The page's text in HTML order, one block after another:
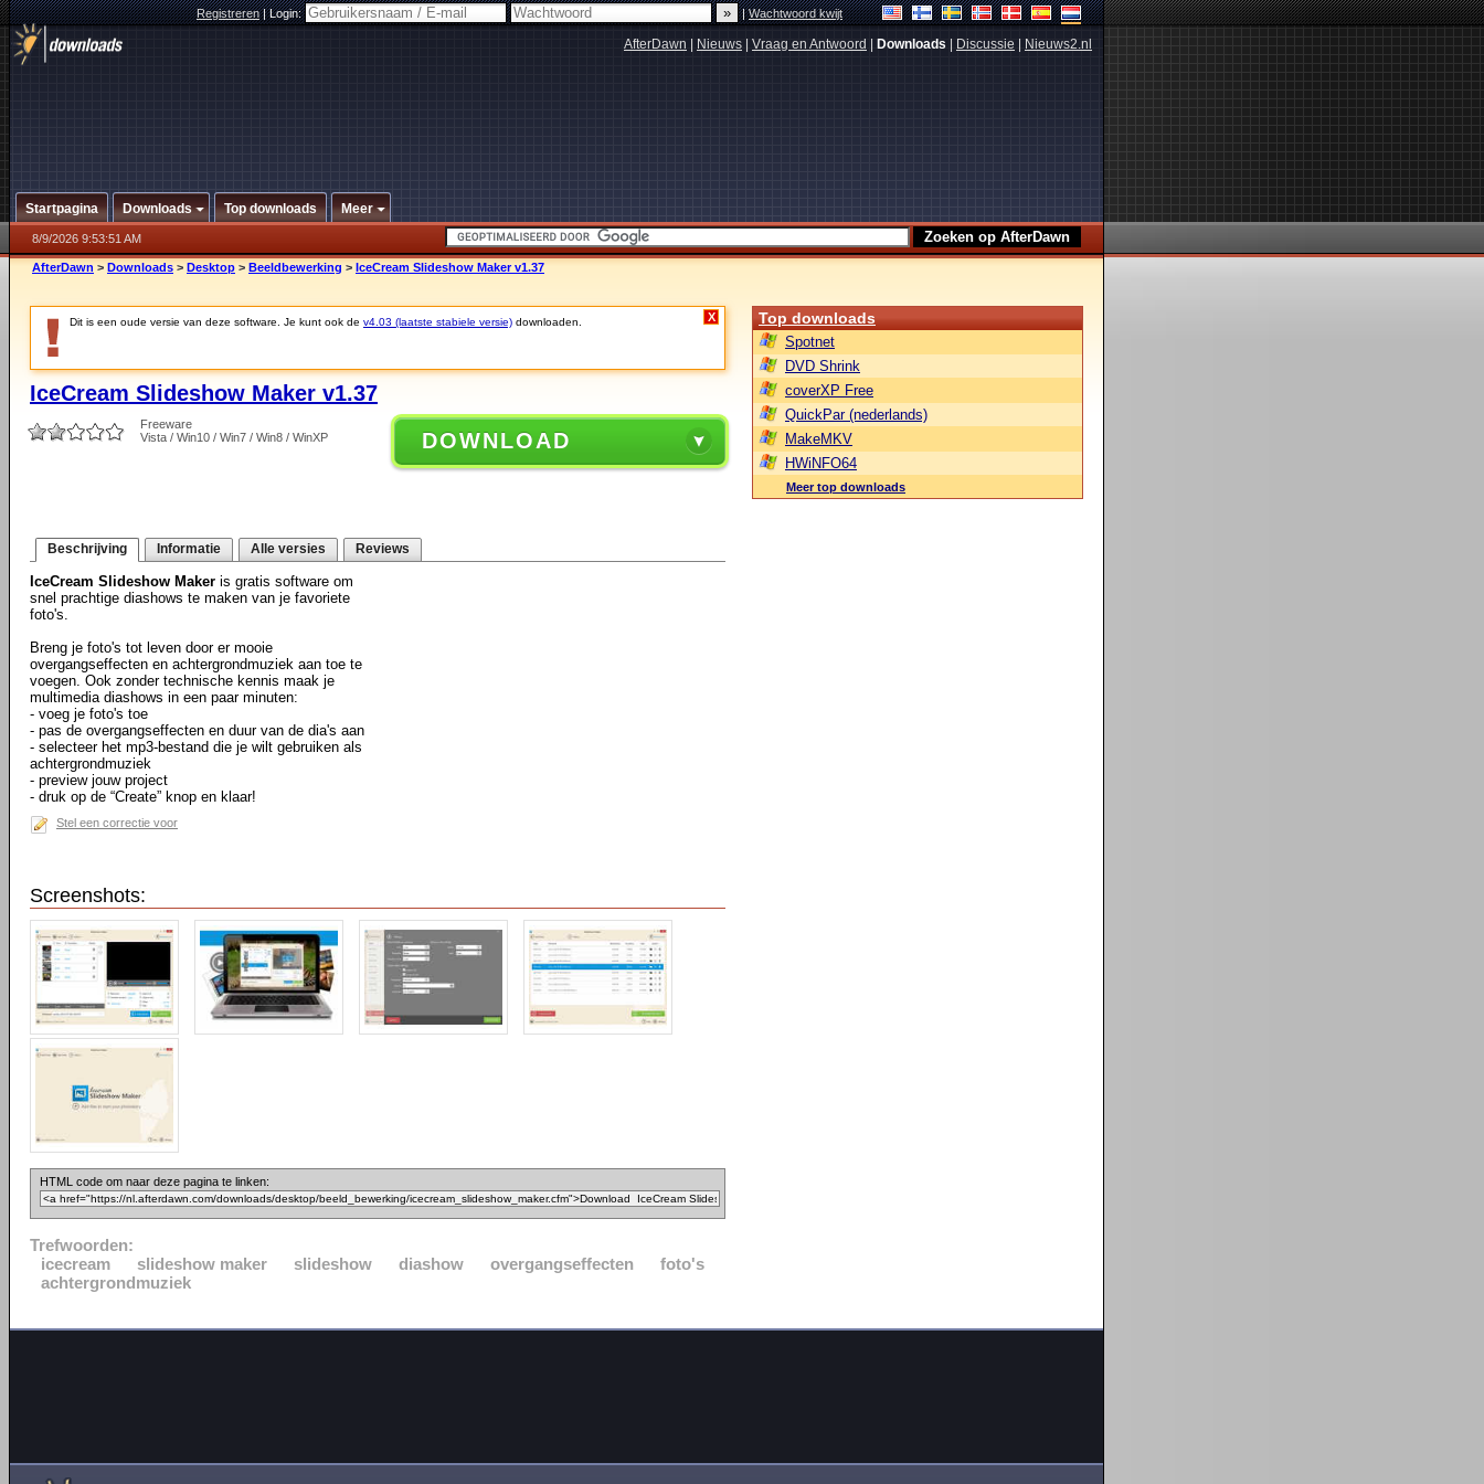
Registreren|Login: |Wachtwoord kwijt
AfterDawn Nieuws Vraag en Antwoord Downloads Discussie Nieuws2.nl
Startpagina Downloads Top downloads Meer
8/9/2026 9:53:51 AM
AfterDawn > Downloads > Desktop > Beeldbewerking > IceCream Slideshow Maker v1.37
Dit is een oude versie van deze software. Je kunt ook de v4.03 (laatste stabiele versie) downloaden. X
IceCream Slideshow Maker v1.37
Freeware
Vista / Win10 / Win7 / Win8 / WinXP
DOWNLOAD
Beschrijving Informatie Alle versies Reviews
IceCream Slideshow Maker is gratis software om
snel prachtige diashows te maken van je favoriete
foto's.
Breng je foto's tot leven door er mooie
overgangseffecten en achtergrondmuziek aan toe te
voegen. Ook zonder technische kennis maak je
multimedia diashows in een paar minuten:
- voeg je foto's toe
- pas de overgangseffecten en duur van de dia's aan
- selecteer het mp3-bestand die je wilt gebruiken als
achtergrondmuziek
- preview jouw project
- druk op de “Create” knop en klaar!
Stel een correctie voor
Screenshots:
HTML code om naar deze pagina te linken:
Trefwoorden:
icecream
slideshow maker slideshow diashow overgangseffecten
foto's
achtergrondmuziek
Top downloads
Spotnet
DVD Shrink
coverXP Free
QuickPar (nederlands)
MakeMKV
HWiNFO64
Meer top downloads